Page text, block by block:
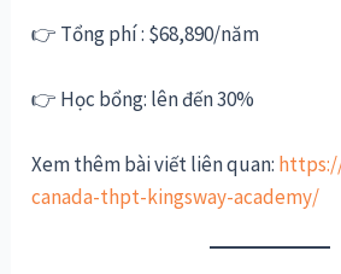
👉 Tổng phí : $68,890/năm
👉 Học bổng: lên đến 30%
Xem thêm bài viết liên quan:
canada-thpt-kingsway-academy/